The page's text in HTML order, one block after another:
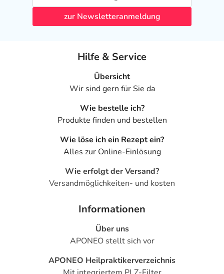
zur Newsletteranmeldung
Hilfe & Service
Übersicht
Wir sind gern für Sie da
Wie bestelle ich?
Produkte finden und bestellen
Wie löse ich ein Rezept ein?
Alles zur Online-Einlösung
Wie erfolgt der Versand?
Versandmöglichkeiten- und kosten
Informationen
Über uns
APONEO stellt sich vor
APONEO Heilpraktikerverzeichnis